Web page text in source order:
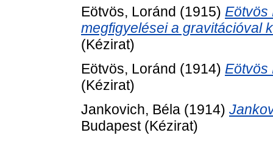
Eötvös, Loránd (1915) Eötvös
megfigyelései a gravitációval
(Kézirat)
Eötvös, Loránd (1914) Eötvös
(Kézirat)
Jankovich, Béla (1914)
Budapest (Kézirat)